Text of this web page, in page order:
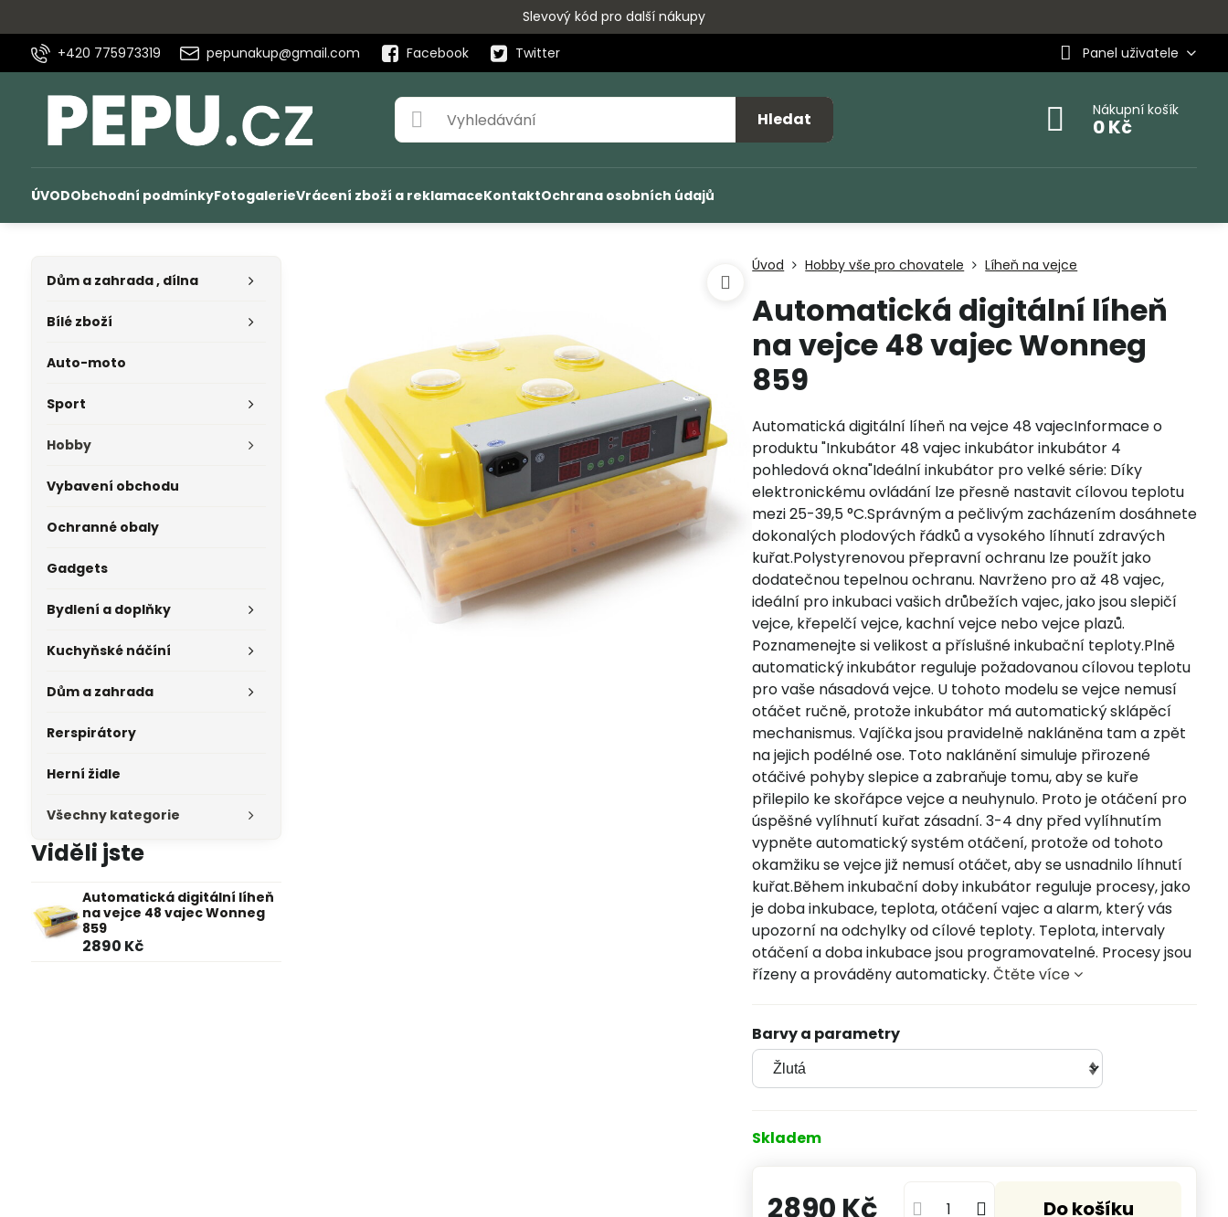
Slevový kód pro další nákupy
+420 775973319
pepunakup@gmail.com Facebook Twitter Panel uživatele
Hledat Nákupní košík
0 Kč
ÚVODObchodní podmínkyFotogalerieVrácení zboží a reklamaceKontaktOchrana osobních údajů
Úvod Hobby vše pro chovatele Líheň na vejce
Automatická digitální líheň
na vejce 48 vajec Wonneg
859
Automatická digitální líheň na vejce 48 vajecInformace o
produktu "Inkubátor 48 vajec inkubátor inkubátor 4
pohledová okna"Ideální inkubátor pro velké série: Díky
elektronickému ovládání lze přesně nastavit cílovou teplotu
mezi 25-39,5 °C.Správným a pečlivým zacházením dosáhnete
dokonalých plodových řádků a vysokého líhnutí zdravých
kuřat.Polystyrenovou přepravní ochranu lze použít jako
dodatečnou tepelnou ochranu. Navrženo pro až 48 vajec,
ideální pro inkubaci vašich drůbežích vajec, jako jsou slepičí
vejce, křepelčí vejce, kachní vejce nebo vejce plazů.
Poznamenejte si velikost a příslušné inkubační teploty.Plně
automatický inkubátor reguluje požadovanou cílovou teplotu
pro vaše násadová vejce. U tohoto modelu se vejce nemusí
otáčet ručně, protože inkubátor má automatický sklápěcí
mechanismus. Vajíčka jsou pravidelně nakláněna tam a zpět
na jejich podélné ose. Toto naklánění simuluje přirozené
otáčivé pohyby slepice a zabraňuje tomu, aby se kuře
přilepilo ke skořápce vejce a neuhynulo. Proto je otáčení pro
úspěšné vylíhnutí kuřat zásadní. 3-4 dny před vylíhnutím
vypněte automatický systém otáčení, protože od tohoto
okamžiku se vejce již nemusí otáčet, aby se usnadnilo líhnutí
kuřat.Během inkubační doby inkubátor reguluje procesy, jako
je doba inkubace, teplota, otáčení vajec a alarm, který vás
upozorní na odchylky od cílové teploty. Teplota, intervaly
otáčení a doba inkubace jsou programovatelné. Procesy jsou
řízeny a prováděny automaticky.Čtěte více
Barvy a parametry
Skladem
2890 Kč Do košíku
Dům a zahrada , dílna
Bílé zboží
Auto-moto
Sport
Hobby
Vybavení obchodu
Ochranné obaly
Gadgets
Bydlení a doplňky
Kuchyňské náčíní
Dům a zahrada
Rerspirátory
Herní židle
Všechny kategorie
Viděli jste
Automatická digitální líheň
na vejce 48 vajec Wonneg
859
2890 Kč